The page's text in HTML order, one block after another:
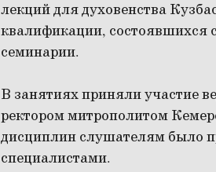
лекций для духовенства
квалификации, состоявшихся
семинарии.
В занятиях приняли участие
ректором митрополитом
дисциплин слушателям было
специалистами.